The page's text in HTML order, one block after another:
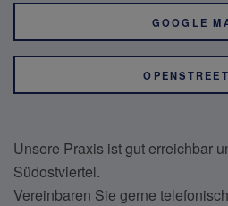
GOOGLE
Unsere Praxis ist gut erreichbar
Südostviertel.
Vereinbaren Sie gerne